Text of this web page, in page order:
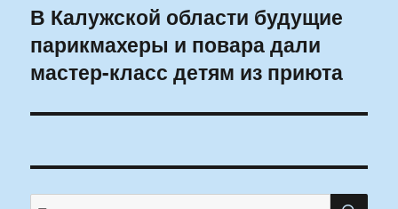
Следующая
запись:
В Калужской области будущие
парикмахеры и повара дали
мастер-класс детям из приюта
Искать: